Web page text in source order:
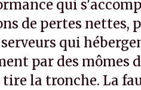
qui
de pertes nettes,
qui
par des mômes
la tronche. La